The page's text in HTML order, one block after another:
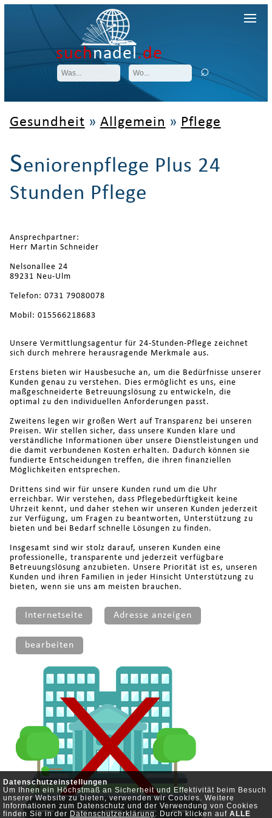
Datenschutzeinstellungen
Um Ihnen ein Höchstmaß an Sicherheit und Effektivität beim Besuch
unserer Website zu bieten, verwenden wir Cookies. Weitere
Informationen zum Datenschutz und der Verwendung von Cookies
finden Sie in der Datenschutzerklärung. Durch klicken auf ALLE
suchnadel.de
Gesundheit » Allgemein » Pflege
Seniorenpflege Plus 24
Stunden Pflege
Ansprechpartner:
Herr Martin Schneider
Nelsonallee 24
89231 Neu-Ulm
Telefon: 0731 79080078
Mobil: 015566218683
Unsere Vermittlungsagentur für 24-Stunden-Pflege zeichnet
sich durch mehrere herausragende Merkmale aus.
Erstens bieten wir Hausbesuche an, um die Bedürfnisse unserer
Kunden genau zu verstehen. Dies ermöglicht es uns, eine
maßgeschneiderte Betreuungslösung zu entwickeln, die
optimal zu den individuellen Anforderungen passt.
Zweitens legen wir großen Wert auf Transparenz bei unseren
Preisen. Wir stellen sicher, dass unsere Kunden klare und
verständliche Informationen über unsere Dienstleistungen und
die damit verbundenen Kosten erhalten. Dadurch können sie
fundierte Entscheidungen treffen, die ihren finanziellen
Möglichkeiten entsprechen.
Drittens sind wir für unsere Kunden rund um die Uhr
erreichbar. Wir verstehen, dass Pflegebedürftigkeit keine
Uhrzeit kennt, und daher stehen wir unseren Kunden jederzeit
zur Verfügung, um Fragen zu beantworten, Unterstützung zu
bieten und bei Bedarf schnelle Lösungen zu finden.
Insgesamt sind wir stolz darauf, unseren Kunden eine
professionelle, transparente und jederzeit verfügbare
Betreuungslösung anzubieten. Unsere Priorität ist es, unseren
Kunden und ihren Familien in jeder Hinsicht Unterstützung zu
bieten, wenn sie uns am meisten brauchen.
Internetseite Adresse anzeigen
bearbeiten